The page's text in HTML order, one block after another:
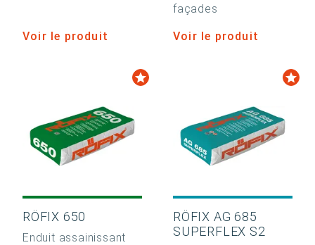
Voir le produit
façades
Voir le produit
RÖFIX 650
Enduit assainissant
RÖFIX AG 685
SUPERFLEX S2